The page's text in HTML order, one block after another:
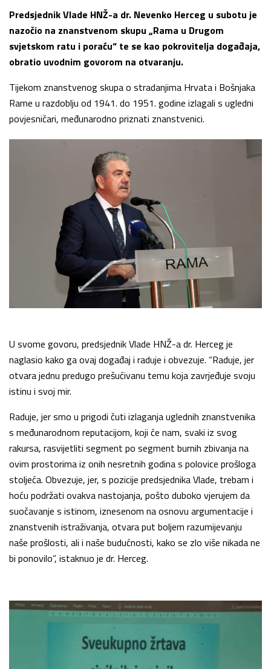
Predsjednik Vlade HNŽ-a dr. Nevenko Herceg u subotu je
nazočio na znanstvenom skupu „Rama u Drugom
svjetskom ratu i poraću“ te se kao pokrovitelja događaja,
obratio uvodnim govorom na otvaranju.
Tijekom znanstvenog skupa o stradanjima Hrvata i Bošnjaka
Rame u razdoblju od 1941. do 1951. godine izlagali s ugledni
povjesničari, međunarodno priznati znanstvenici.
U svome govoru, predsjednik Vlade HNŽ-a dr. Herceg je
naglasio kako ga ovaj događaj i raduje i obvezuje. “Raduje, jer
otvara jednu predugo prešućivanu temu koja zavrjeđuje svoju
istinu i svoj mir.
Raduje, jer smo u prigodi čuti izlaganja uglednih znanstvenika
s međunarodnom reputacijom, koji će nam, svaki iz svog
rakursa, rasvijetliti segment po segment burnih zbivanja na
ovim prostorima iz onih nesretnih godina s polovice prošloga
stoljeća. Obvezuje, jer, s pozicije predsjednika Vlade, trebam i
hoću podržati ovakva nastojanja, pošto duboko vjerujem da
suočavanje s istinom, iznesenom na osnovu argumentacije i
znanstvenih istraživanja, otvara put boljem razumijevanju
naše prošlosti, ali i naše budućnosti, kako se zlo više nikada ne
bi ponovilo”, istaknuo je dr. Herceg.